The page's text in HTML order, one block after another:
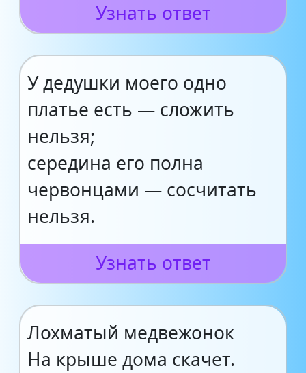
Узнать ответ
У дедушки моего одно
платье есть — сложить
нельзя;
середина его полна
червонцами — сосчитать
нельзя.
Узнать ответ
Лохматый медвежонок
На крыше дома скачет.